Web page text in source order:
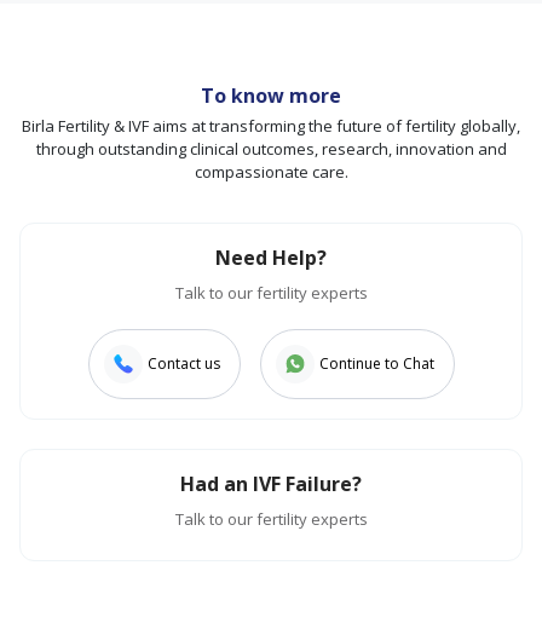
To know more
Birla Fertility & IVF aims at transforming the future of fertility globally,
through outstanding clinical outcomes, research, innovation and
compassionate care.
Need Help?
Talk to our fertility experts
Contact us Continue to Chat
Had an IVF Failure?
Talk to our fertility experts